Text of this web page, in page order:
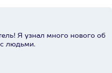
Я узнал много нового об
людьми.